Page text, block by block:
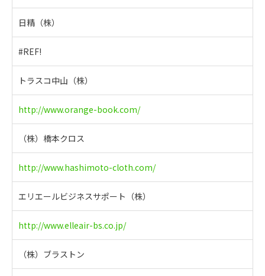
日精（株）
#REF!
トラスコ中山（株）
http://www.orange-book.com/
（株）橋本クロス
http://www.hashimoto-cloth.com/
エリエールビジネスサポート（株）
http://www.elleair-bs.co.jp/
（株）ブラストン